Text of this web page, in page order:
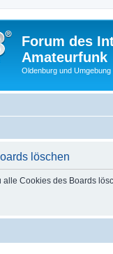
Forum des
Amateurfunk
Oldenburg und Umgebung
löschen
alle Cookies des Boards